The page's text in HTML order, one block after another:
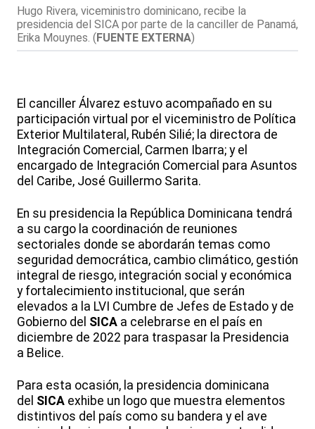
Hugo Rivera, viceministro dominicano, recibe la
presidencia del SICA por parte de la canciller de Panamá,
Erika Mouynes. (FUENTE EXTERNA)
El canciller Álvarez estuvo acompañado en su
participación virtual por el viceministro de Política
Exterior Multilateral, Rubén Silié; la directora de
Integración Comercial, Carmen Ibarra; y el
encargado de Integración Comercial para Asuntos
del Caribe, José Guillermo Sarita.
En su presidencia la República Dominicana tendrá
a su cargo la coordinación de reuniones
sectoriales donde se abordarán temas como
seguridad democrática, cambio climático, gestión
integral de riesgo, integración social y económica
y fortalecimiento institucional, que serán
elevados a la LVI Cumbre de Jefes de Estado y de
Gobierno del SICA a celebrarse en el país en
diciembre de 2022 para traspasar la Presidencia
a Belice.
Para esta ocasión, la presidencia dominicana
del SICA exhibe un logo que muestra elementos
distintivos del país como su bandera y el ave